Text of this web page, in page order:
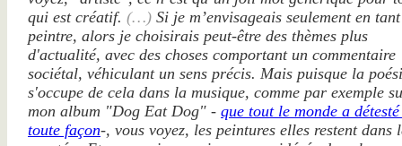
qui est créatif. (…) Si je m’envisageais seulement en
peintre, alors je choisirais peut-être des thèmes plus
d'actualité, avec des choses comportant un commentaire
sociétal, véhiculant un sens précis. Mais puisque la
s'occupe de cela dans la musique, comme par exemple
mon album "Dog Eat Dog" - que tout le monde a
toute façon-, vous voyez, les peintures elles restent dans